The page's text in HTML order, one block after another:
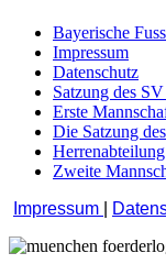
Bayerische
Impressum
Datenschutz
Satzung des
Erste
Die Satzung
Herrenabteilung
Zweite
Impressum